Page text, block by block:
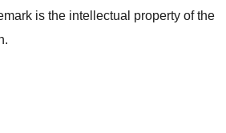
is the intellectual property of the